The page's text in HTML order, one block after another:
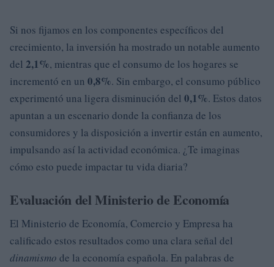
Si nos fijamos en los componentes específicos del
crecimiento, la inversión ha mostrado un notable aumento
del 2,1%, mientras que el consumo de los hogares se
incrementó en un 0,8%. Sin embargo, el consumo público
experimentó una ligera disminución del 0,1%. Estos datos
apuntan a un escenario donde la confianza de los
consumidores y la disposición a invertir están en aumento,
impulsando así la actividad económica. ¿Te imaginas
cómo esto puede impactar tu vida diaria?
Evaluación del Ministerio de Economía
El Ministerio de Economía, Comercio y Empresa ha
calificado estos resultados como una clara señal del
dinamismo de la economía española. En palabras de